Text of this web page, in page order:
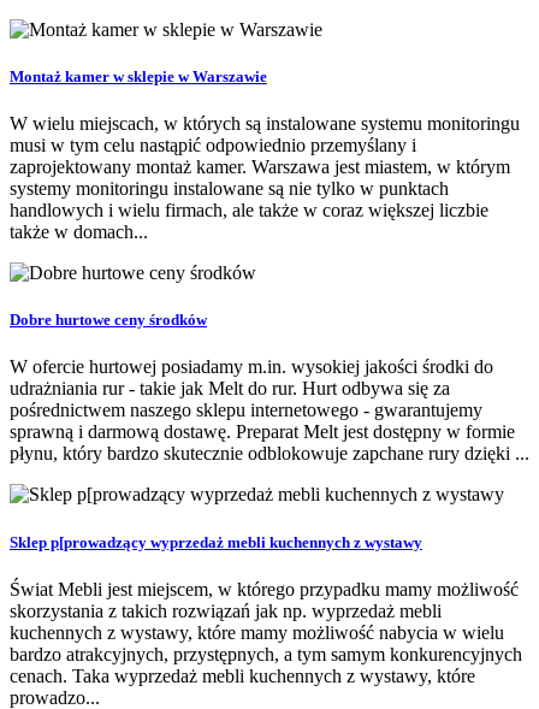
Montaż kamer w sklepie w Warszawie
W wielu miejscach, w których są instalowane systemu monitoringu
musi w tym celu nastąpić odpowiednio przemyślany i
zaprojektowany montaż kamer. Warszawa jest miastem, w którym
systemy monitoringu instalowane są nie tylko w punktach
handlowych i wielu firmach, ale także w coraz większej liczbie
także w domach...
Dobre hurtowe ceny środków
W ofercie hurtowej posiadamy m.in. wysokiej jakości środki do
udrażniania rur - takie jak Melt do rur. Hurt odbywa się za
pośrednictwem naszego sklepu internetowego - gwarantujemy
sprawną i darmową dostawę. Preparat Melt jest dostępny w formie
płynu, który bardzo skutecznie odblokowuje zapchane rury dzięki ...
Sklep p[prowadzący wyprzedaż mebli kuchennych z wystawy
Świat Mebli jest miejscem, w którego przypadku mamy możliwość
skorzystania z takich rozwiązań jak np. wyprzedaż mebli
kuchennych z wystawy, które mamy możliwość nabycia w wielu
bardzo atrakcyjnych, przystępnych, a tym samym konkurencyjnych
cenach. Taka wyprzedaż mebli kuchennych z wystawy, które
prowadzo...